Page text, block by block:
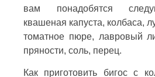
вам понадобятся
квашеная капуста, колбаса,
томатное пюре, лавровый
пряности, соль, перец.
Как приготовить бигос с